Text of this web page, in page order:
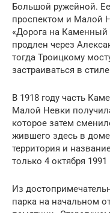
Большой ружейной.
проспектом и Малой
«Дорога на
продлен через
тогда Троицкому
застраиваться в
В 1918 году часть
Малой Невки
которое затем
жившего здесь в
территория и
только 4 октября 1991
Из
парка на начальном